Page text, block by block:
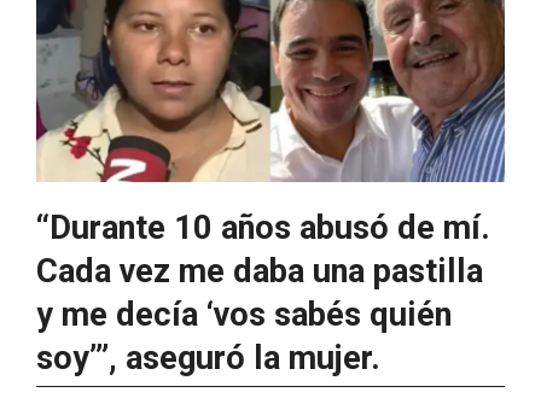
“Durante 10 años abusó de mí.
Cada vez me daba una pastilla
y me decía ‘vos sabés quién
soy’”, aseguró la mujer.